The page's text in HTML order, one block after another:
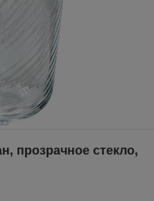
прозрачное стекло,